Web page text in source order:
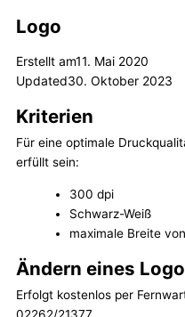
Logo
Erstellt am11. Mai 2020
Updated30. Oktober 2023
Kriterien
Für eine optimale
erfüllt sein:
300 dpi
Schwarz-Weiß
maximale Breite
Ändern eines
Erfolgt kostenlos per